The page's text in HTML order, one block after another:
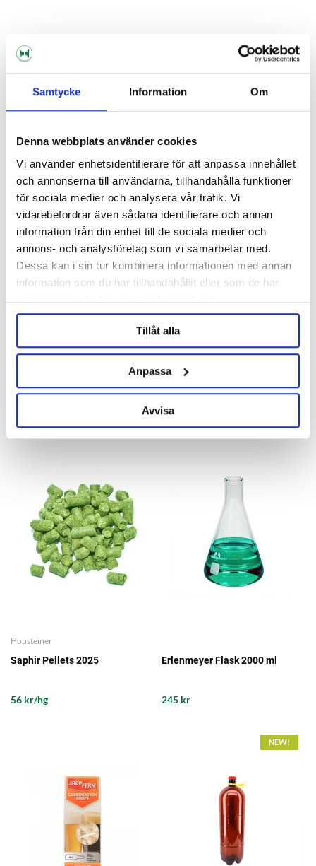
Samtycke Information Om
Denna webbplats använder cookies
Vi använder enhetsidentifierare för att anpassa innehållet
och annonserna till användarna, tillhandahålla funktioner
för sociala medier och analysera vår trafik. Vi
vidarebefordrar även sådana identifierare och annan
information från din enhet till de sociala medier och
annons- och analysföretag som vi samarbetar med.
Dessa kan i sin tur kombinera informationen med annan
information som du har tillhandahållit eller som de har
samlat in när du har använt deras tjänster.
Tillåt alla
Anpassa
Avvisa
Clear Glass Jar 5 Liters
Hopsteiner
Saphir Pellets 2025
56 kr/hg
Erlenmeyer Flask 2000 ml
245 kr
NEW!